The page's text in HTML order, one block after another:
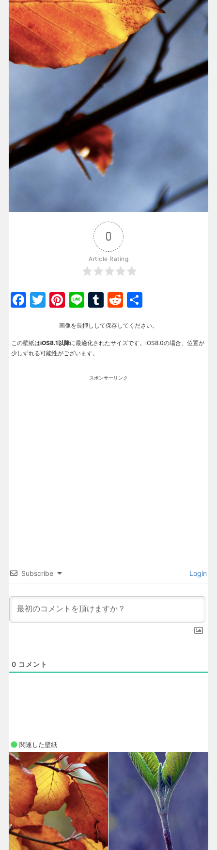
0
Article Rating
Facebook
Twitter
Pinterest
LineTumblr
Reddit
画像を長押しして保存してください。
この壁紙はiOS8.1以降に最適化されたサイズです。iOS8.0の場合、位置が
少しずれる可能性がございます。
スポンサーリンク
Subscribe Login
0 コメント
関連した壁紙